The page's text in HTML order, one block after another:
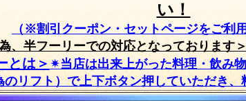
い！
（※割引クーポン・セットページをご利
、半フーリーでの対応となっております
とは＞✴当店は出来上がった料理・飲み
のリフト）で上下ボタン押していただき